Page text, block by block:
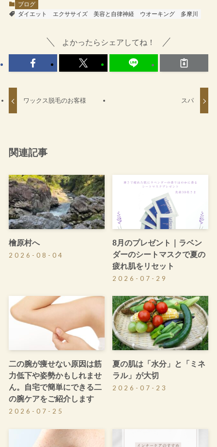
ブログ
ダイエット
エクササイズ 美容と自律神経 ウオーキング 多摩川
よかったらシェアしてね！
ワックス脱毛のお客様 スパ
関連記事
檜原村へ
2026-08-04
8月のプレゼント｜ラベン
ダーのシートマスクで夏の
疲れ肌をリセット
2026-07-29
二の腕が痩せない原因は筋
力低下や姿勢かもしれませ
ん。自宅で簡単にできる二
の腕ケアをご紹介します
2026-07-25
夏の肌は「水分」と「ミネ
ラル」が大切
2026-07-23